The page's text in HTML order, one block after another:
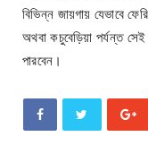
বিভিন্ন জায়গায় যেভাবে
অথবা কচুবেড়িয়া পর্যন্ত
পারবেন।